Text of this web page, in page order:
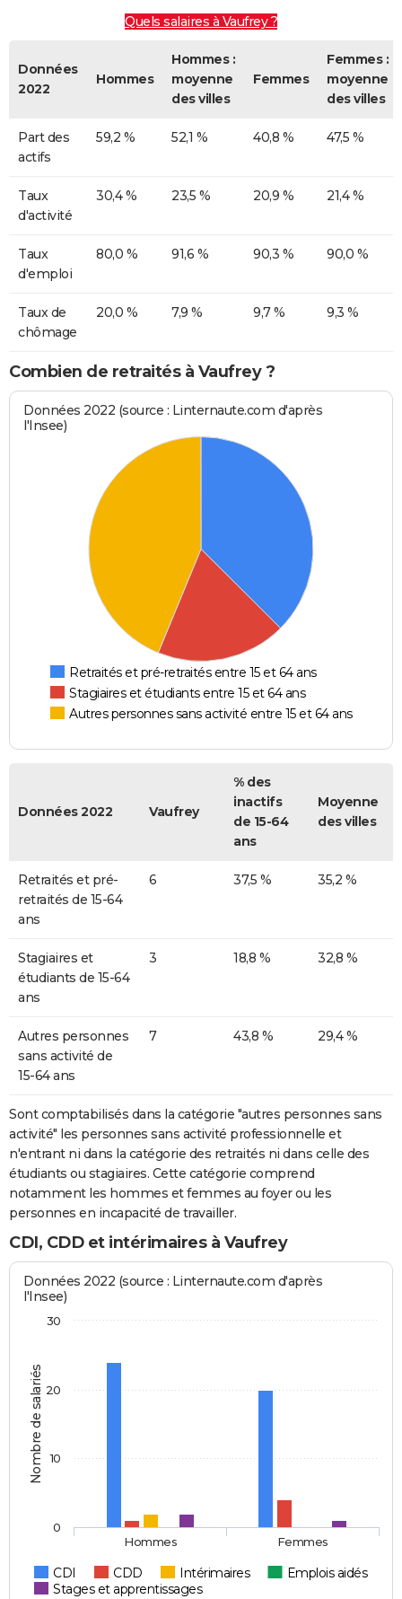
Quels salaires à Vaufrey ?
Données
2022
Hommes
Hommes :
moyenne
des villes
Femmes
Femmes :
moyenne
des villes
Part des
actifs
59,2 % 52,1 % 40,8 % 47,5 %
Taux
d'activité
30,4 % 23,5 % 20,9 % 21,4 %
Taux
d'emploi
80,0 % 91,6 % 90,3 % 90,0 %
Taux de
chômage
20,0 % 7,9 % 9,7 % 9,3 %
Combien de retraités à Vaufrey ?
Données 2022 (source : Linternaute.com d'après
l'Insee)
Retraités et pré-retraités entre 15 et 64 ans
Stagiaires et étudiants entre 15 et 64 ans
Autres personnes sans activité entre 15 et 64 ans
Données 2022 Vaufrey
% des
inactifs
de 15-64
ans
Moyenne
des villes
Retraités et pré-
retraités de 15-64
ans
6 37,5 % 35,2 %
Stagiaires et
étudiants de 15-64
ans
3 18,8 % 32,8 %
Autres personnes
sans activité de
15-64 ans
7 43,8 % 29,4 %
Sont comptabilisés dans la catégorie "autres personnes sans
activité" les personnes sans activité professionnelle et
n'entrant ni dans la catégorie des retraités ni dans celle des
étudiants ou stagiaires. Cette catégorie comprend
notamment les hommes et femmes au foyer ou les
personnes en incapacité de travailler.
CDI, CDD et intérimaires à Vaufrey
Nombre de salariés
Données 2022 (source : Linternaute.com d'après
l'Insee)
CDI CDD Intérimaires
Emplois aidés
Stages et apprentissages
Hommes Femmes
0
10
20
30